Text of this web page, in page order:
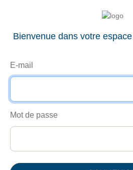
Bienvenue dans votre
E-mail
Mot de passe